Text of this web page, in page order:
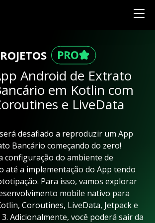
Android de Extrato
em Kotlin com
e LiveData
desafiado a reproduzir um App
Bancário começando do zero!
configuração do ambiente de
até a implementação do App tendo
Para isso, vamos explorar
mobile nativo para
Coroutines, LiveData, Jetpack e
Adicionalmente, você poderá sair da